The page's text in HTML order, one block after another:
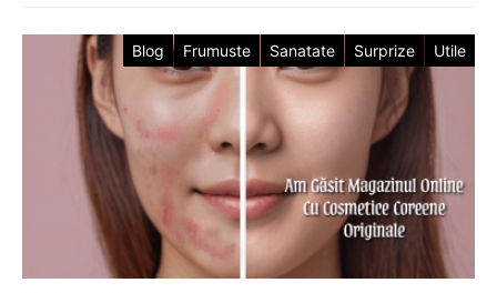
Blog Frumuste Sanatate Surprize Utile